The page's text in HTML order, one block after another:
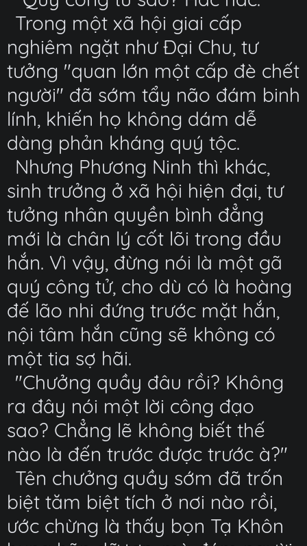
Trong một xã hội giai cấp
nghiêm ngặt như Đại Chu, tư
tưởng "quan lớn một cấp đè chết
người" đã sớm tẩy não đám binh
lính, khiến họ không dám dễ
dàng phản kháng quý tộc.
Nhưng Phương Ninh thì khác,
sinh trưởng ở xã hội hiện đại, tư
tưởng nhân quyền bình đẳng
mới là chân lý cốt lõi trong đầu
hắn. Vì vậy, đừng nói là một gã
quý công tử, cho dù có là hoàng
đế lão nhi đứng trước mặt hắn,
nội tâm hắn cũng sẽ không có
một tia sợ hãi.
"Chưởng quầy đâu rồi? Không
ra đây nói một lời công đạo
sao? Chẳng lẽ không biết thế
nào là đến trước được trước à?"
Tên chưởng quầy sớm đã trốn
biệt tăm biệt tích ở nơi nào rồi,
ước chừng là thấy bọn Tạ Khôn